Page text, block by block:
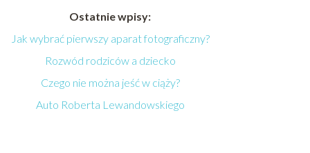
Ostatnie wpisy:
Jak wybrać pierwszy aparat fotograficzny?
Rozwód rodziców a dziecko
Czego nie można jeść w ciąży?
Auto Roberta Lewandowskiego